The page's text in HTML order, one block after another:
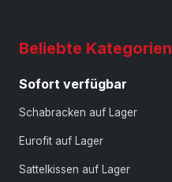
Beliebte Kategorien
Sofort verfügbar
Schabracken auf Lager
Eurofit auf Lager
Sattelkissen auf Lager